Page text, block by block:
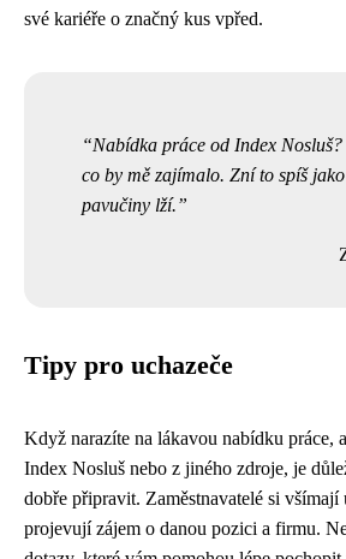
své kariéře o značný kus vpřed.
Nabídka práce od Index Nosluš?
co by mě zajímalo. Zní to spíš
pavučiny lží.
Tipy pro uchazeče
Když narazíte na lákavou nabídku práce,
Index Nosluš nebo z jiného zdroje, je
dobře připravit. Zaměstnavatelé si všímají
projevují zájem o danou pozici a firmu.